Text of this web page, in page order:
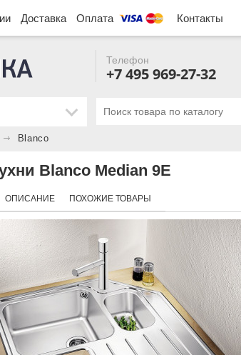
Доставка Оплата Контакты
Телефон
+7 495 969-27-32
Blanco
Blanco Median 9E
ОПИСАНИЕ ПОХОЖИЕ ТОВАРЫ